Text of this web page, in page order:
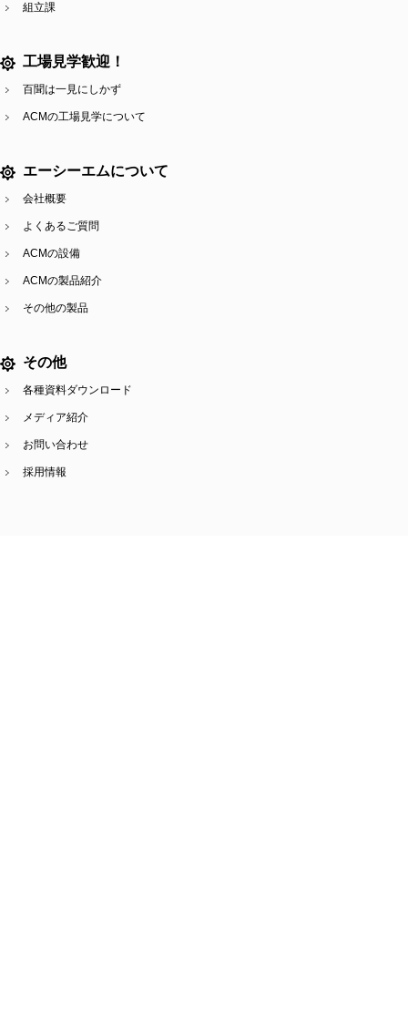
組立課
工場見学歓迎！
百聞は一見にしかず
ACMの工場見学について
エーシーエムについて
会社概要
よくあるご質問
ACMの設備
ACMの製品紹介
その他の製品
その他
各種資料ダウンロード
メディア紹介
お問い合わせ
採用情報